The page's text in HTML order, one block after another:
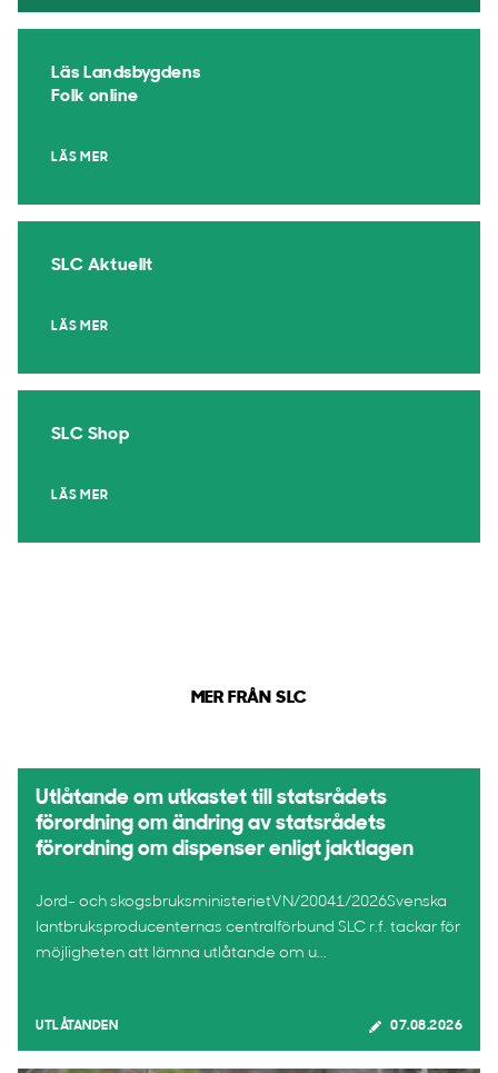
Läs Landsbygdens
Folk online
LÄS MER
SLC Aktuellt
LÄS MER
SLC Shop
LÄS MER
MER FRÅN SLC
Utlåtande om utkastet till statsrådets
förordning om ändring av statsrådets
förordning om dispenser enligt jaktlagen
Jord- och skogsbruksministerietVN/20041/2026Svenska
lantbruksproducenternas centralförbund SLC r.f. tackar för
möjligheten att lämna utlåtande om u...
UTLÅTANDEN 07.08.2026